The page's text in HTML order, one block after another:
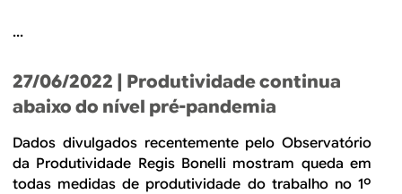
...
27/06/2022 | Produtividade continua
abaixo do nível pré-pandemia
Dados divulgados recentemente pelo Observatório
da Produtividade Regis Bonelli mostram queda em
todas medidas de produtividade do trabalho no 1º